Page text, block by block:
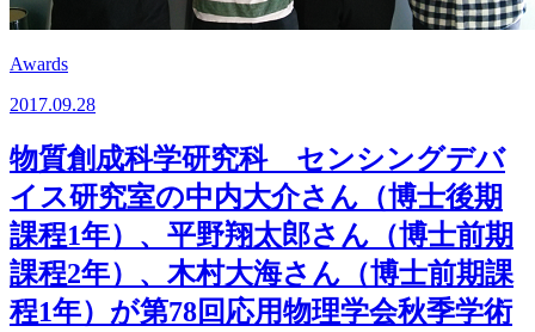
Awards
2017.09.28
物質創成科学研究科 センシングデバ
イス研究室の中内大介さん（博士後期
課程1年）、平野翔太郎さん（博士前期
課程2年）、木村大海さん（博士前期課
程1年）が第78回応用物理学会秋季学術